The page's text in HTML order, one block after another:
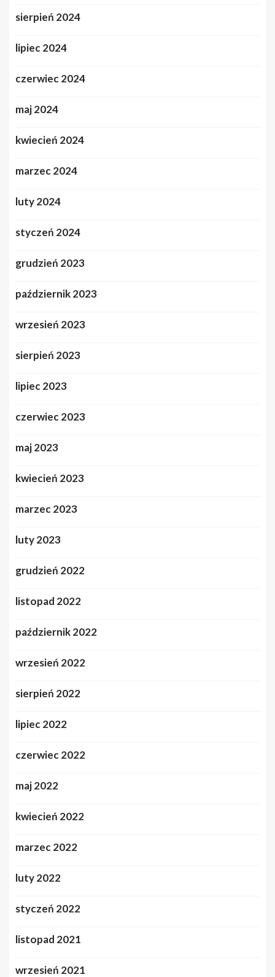
sierpień 2024
lipiec 2024
czerwiec 2024
maj 2024
kwiecień 2024
marzec 2024
luty 2024
styczeń 2024
grudzień 2023
październik 2023
wrzesień 2023
sierpień 2023
lipiec 2023
czerwiec 2023
maj 2023
kwiecień 2023
marzec 2023
luty 2023
grudzień 2022
listopad 2022
październik 2022
wrzesień 2022
sierpień 2022
lipiec 2022
czerwiec 2022
maj 2022
kwiecień 2022
marzec 2022
luty 2022
styczeń 2022
listopad 2021
wrzesień 2021